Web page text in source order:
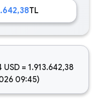
TL
= 1.913.642,38
09:45)